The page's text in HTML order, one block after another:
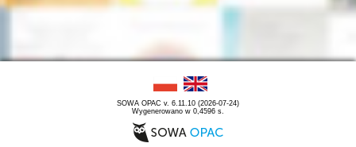
SOWA OPAC v. 6.11.10 (2026-07-24)
Wygenerowano w 0,4596 s.